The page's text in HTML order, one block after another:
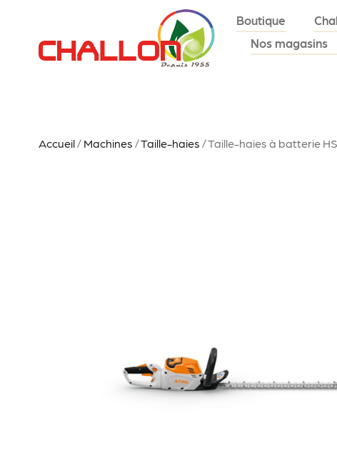
Boutique
Nos magasins
Accueil/ Machines /Taille-haies / Taille-haies à batterie